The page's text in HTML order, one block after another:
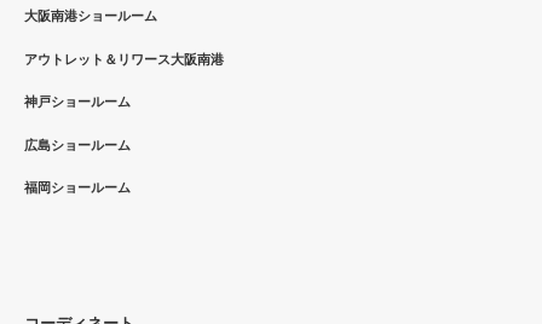
大阪南港ショールーム
アウトレット＆リワース大阪南港
神戸ショールーム
広島ショールーム
福岡ショールーム